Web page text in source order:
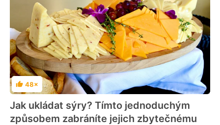
Hodnocení
48×
Jak ukládat sýry? Tímto jednoduchým
způsobem zabráníte jejich zbytečnému